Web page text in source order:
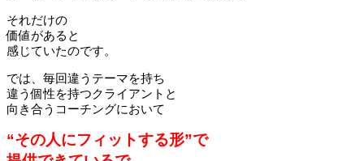
それだけの
価値があると
感じていたのです。
では、毎回違うテーマを持ち
違う個性を持つクライアントと
向き合うコーチングにおいて
“その人にフィットする形”で